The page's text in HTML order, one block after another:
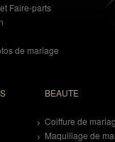
Faire-parts
de mariage
BEAUTE
Coiffure de
Maquillage de